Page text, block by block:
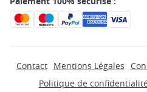
Contact Mentions Légales
Politique de confidentialité